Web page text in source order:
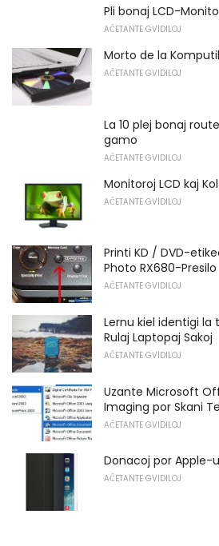
Pli bonaj LCD-
AĈETANTE GVIDILOJ
Morto de la
AĈETANTE GVIDILOJ
La 10 plej bonaj
gamo
AĈETANTE GVIDILOJ
Monitoroj LCD kaj
AĈETANTE GVIDILOJ
Printi KD / DVD-
Photo RX680-Presilo
AĈETANTE GVIDILOJ
Lernu kiel identigi la
Rulaj Laptopaj Sakoj
AĈETANTE GVIDILOJ
Uzante Microsoft
Imaging por Skani
AĈETANTE GVIDILOJ
Donacoj por Apple-
AĈETANTE GVIDILOJ